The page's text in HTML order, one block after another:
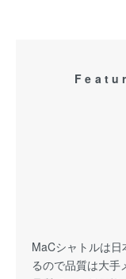
MaCシャトルは
るので品質は大手